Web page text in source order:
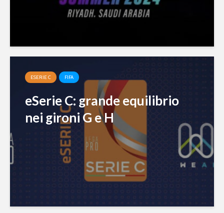
ESERIE C FIFA
eSerie C: grande equilibrio
nei gironi G e H